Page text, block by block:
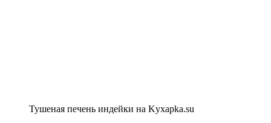
Тушеная печень индейки на Kyxapka.su